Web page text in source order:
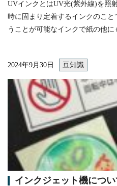
UVインクとはUV光(紫外線)を照
時に固まり定着するインクのこ
うことが可能なインクで紙の他
2024年9月30日 豆知識
itemprop="image"
インクジェット機につい